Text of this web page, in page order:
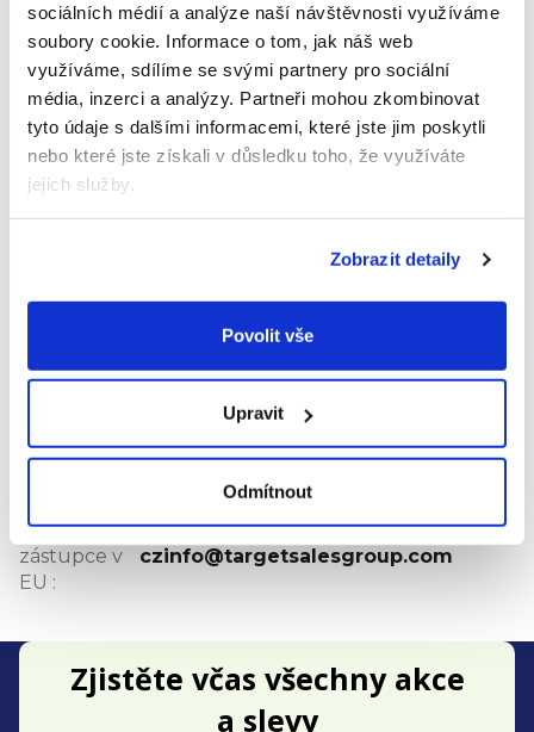
sociálních médií a analýze naší návštěvnosti využíváme
soubory cookie. Informace o tom, jak náš web
využíváme, sdílíme se svými partnery pro sociální
média, inzerci a analýzy. Partneři mohou zkombinovat
tyto údaje s dalšími informacemi, které jste jim poskytli
nebo které jste získali v důsledku toho, že využíváte
jejich služby.
Zobrazit detaily
Povolit vše
Upravit
Odmítnout
Hodnocení produktu
Buďte první, kdo napíše příspěvek k této položce.
Pouze registrovaní uživatelé mohou vkládat
hodnocení. Prosím přihlaste se nebo se registrujte
Výrobní
společnost
Mayborn
Adresa:
Balliol Business Park, Newcastle
upon Tyne NE12 8EW, Spojené
království
výrobce v
Target Sales s.r.o.
Adresa
E-mail
zástupce v
EU :
czinfo@targetsalesgroup.com
Z
Zjistěte včas všechny akce
a slevy